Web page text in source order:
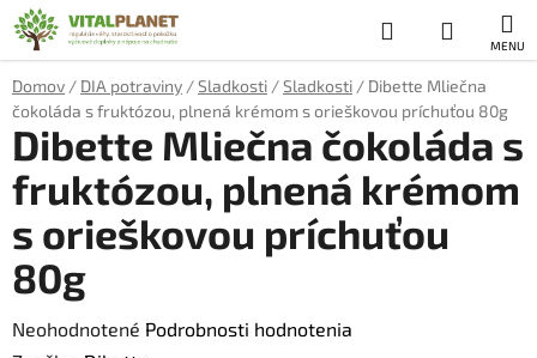
Prejsť
na
obsah
Hľadať
KOŠÍK
Domov / DIA potraviny /Sladkosti /Sladkosti / Dibette Mliečna
čokoláda s fruktózou, plnená krémom s orieškovou príchuťou 80g
Dibette Mliečna čokoláda s
fruktózou, plnená krémom
s orieškovou príchuťou
80g
Priemerné
Neohodnotené Podrobnosti hodnotenia